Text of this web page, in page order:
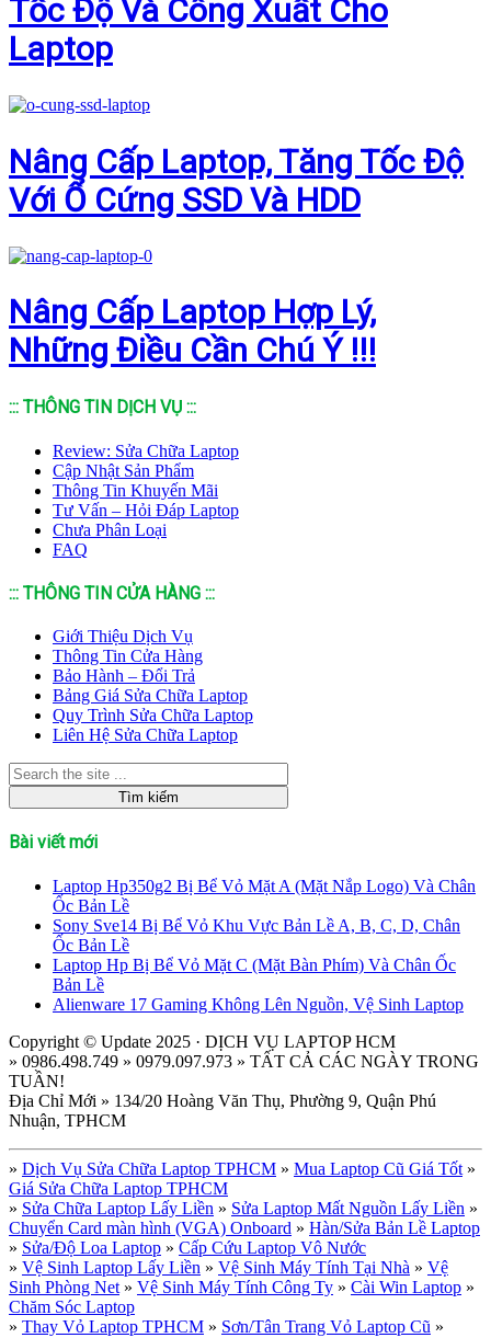
Tốc Độ Và Công Xuất Cho
Laptop
Nâng Cấp Laptop, Tăng Tốc Độ
Với Ổ Cứng SSD Và HDD
Nâng Cấp Laptop Hợp Lý,
Những Điều Cần Chú Ý !!!
::: THÔNG TIN DỊCH VỤ :::
Review: Sửa Chữa Laptop
Cập Nhật Sản Phẩm
Thông Tin Khuyến Mãi
Tư Vấn – Hỏi Đáp Laptop
Chưa Phân Loại
FAQ
::: THÔNG TIN CỬA HÀNG :::
Giới Thiệu Dịch Vụ
Thông Tin Cửa Hàng
Bảo Hành – Đổi Trả
Bảng Giá Sửa Chữa Laptop
Quy Trình Sửa Chữa Laptop
Liên Hệ Sửa Chữa Laptop
Bài viết mới
Laptop Hp350g2 Bị Bể Vỏ Mặt A (Mặt Nắp Logo) Và Chân
Ốc Bản Lề
Sony Sve14 Bị Bể Vỏ Khu Vực Bản Lề A, B, C, D, Chân
Ốc Bản Lề
Laptop Hp Bị Bể Vỏ Mặt C (Mặt Bàn Phím) Và Chân Ốc
Bản Lề
Alienware 17 Gaming Không Lên Nguồn, Vệ Sinh Laptop
Copyright © Update 2025 · DỊCH VỤ LAPTOP HCM
» 0986.498.749 » 0979.097.973 » TẤT CẢ CÁC NGÀY TRONG
TUẦN!
Địa Chỉ Mới » 134/20 Hoàng Văn Thụ, Phường 9, Quận Phú
Nhuận, TPHCM
» Dịch Vụ Sửa Chữa Laptop TPHCM » Mua Laptop Cũ Giá Tốt »
Giá Sửa Chữa Laptop TPHCM
» Sửa Chữa Laptop Lấy Liền » Sửa Laptop Mất Nguồn Lấy Liền »
Chuyển Card màn hình (VGA) Onboard » Hàn/Sửa Bản Lề Laptop
» Sửa/Độ Loa Laptop » Cấp Cứu Laptop Vô Nước
» Vệ Sinh Laptop Lấy Liền » Vệ Sinh Máy Tính Tại Nhà » Vệ
Sinh Phòng Net » Vệ Sinh Máy Tính Công Ty » Cài Win Laptop »
Chăm Sóc Laptop
» Thay Vỏ Laptop TPHCM » Sơn/Tân Trang Vỏ Laptop Cũ »